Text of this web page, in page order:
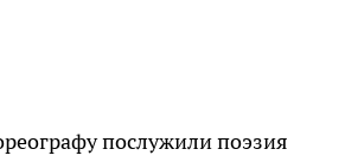
послужили поэзия